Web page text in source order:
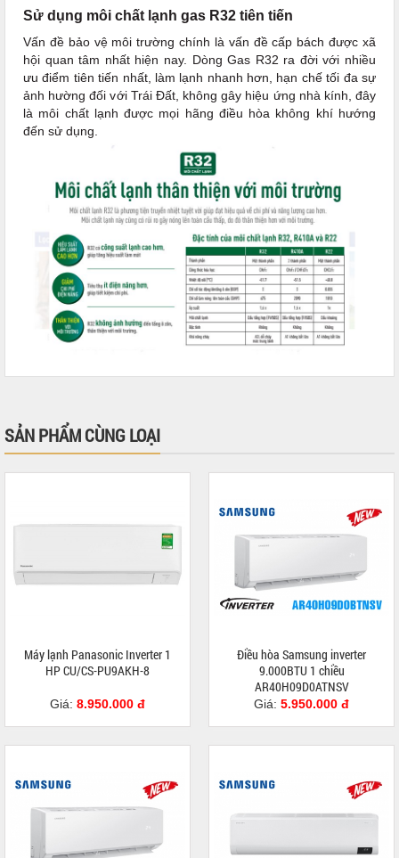
Sử dụng môi chất lạnh gas R32 tiên tiến
Vấn đề bảo vệ môi trường chính là vấn đề cấp bách được xã
hội quan tâm nhất hiện nay. Dòng Gas R32 ra đời với nhiều
ưu điểm tiên tiến nhất, làm lạnh nhanh hơn, hạn chế tối đa sự
ảnh hường đối với Trái Đất, không gây hiệu ứng nhà kính, đây
là môi chất lạnh được mọi hãng điều hòa không khí hướng
đến sử dụng.​
SẢN PHẨM CÙNG LOẠI
Máy lạnh Panasonic Inverter 1
HP CU/CS-PU9AKH-8
Giá: 8.950.000 đ
Điều hòa Samsung inverter
9.000BTU 1 chiều
AR40H09D0ATNSV
Giá: 5.950.000 đ